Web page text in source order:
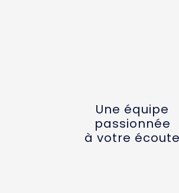
Une équipe
passionnée
à votre écoute